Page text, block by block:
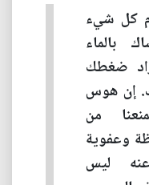
كل شيء
بالماء
ضغطك
إن هوس
من
وعفوية
عنه ليس